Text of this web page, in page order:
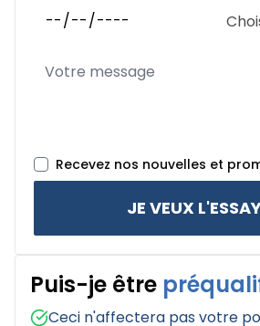
Recevez nos nouvelles et
JE VEUX
Puis-je être
Ceci n'affectera pas votre